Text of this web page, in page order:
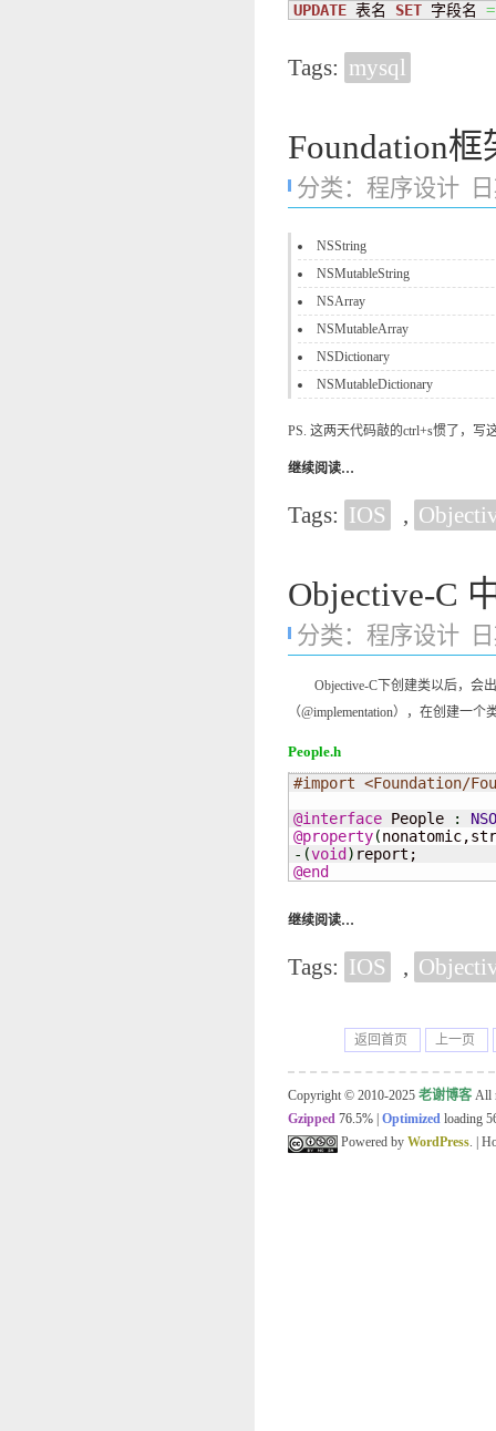
UPDATE 表名 SET 字段名 =
Tags: mysql
Foundation
分类： 程序设计
NSString
NSMutableString
NSArray
NSMutableArray
NSDictionary
NSMutableDictionary
PS. 这两天代码敲的ctrl+s惯了，写
继续阅读…
Tags: IOS ,
Objective-C
分类： 程序设计
Objective-C下创建类以后，会出
（@implementation），在创建一
People.h
#import <Foundation/
@interface People :
@property(
- (void )
@end
继续阅读…
Tags: IOS ,
返回首页 上一页
Copyright © 2010-2025 老谢博客 All
Gzipped 76.5% Optimized loading
Powered by WordPress. |